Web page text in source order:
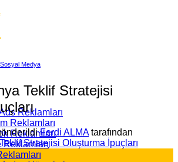
Reklamları
Reklamları
Reklamları
Reklamları
Sosyal Medya
Teklif Stratejisi
Ferdi ALMAtarafından